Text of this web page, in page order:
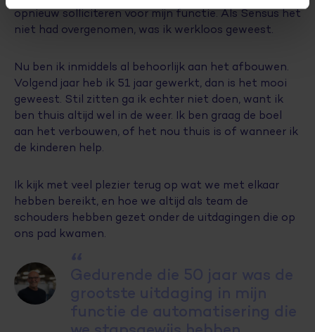
opnieuw solliciteren voor mijn functie. Als Sensus het
niet had overgenomen, was ik werkloos geweest.
Nu ben ik inmiddels al behoorlijk aan het afbouwen.
Volgend jaar heb ik 51 jaar gewerkt, dan is het mooi
geweest. Stil zitten ga ik echter niet doen, want ik
ben thuis altijd wel in de weer. Ik ben graag de boel
aan het verbouwen, of het nou thuis is of wanneer ik
de kinderen help.
Ik kijk met veel plezier terug op wat we met elkaar
hebben bereikt, en hoe we altijd als team de
schouders hebben gezet onder de uitdagingen die op
ons pad kwamen.